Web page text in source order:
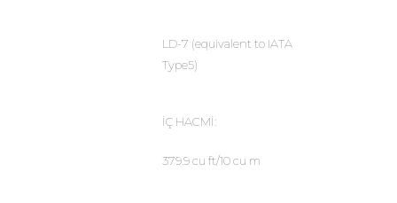
LD-7 (equivalent to IATA
Type5)
İÇ HACMİ:
379.9 cu ft/10 cu m